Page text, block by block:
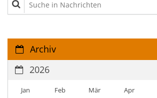
Archiv
2026
Jan Feb Mär Apr